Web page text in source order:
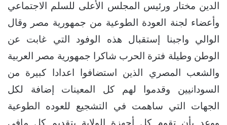
الدين مختار ورئيس المجلس الأعلى للسلم الاجتماعي
وأعضاء لجنة العودة الطوعية من جمهورية مصر وقال
الوالي واجبنا إستقبال هذه الوفود التي غابت عن
الوطن وطيلة فترة الحرب شاكرا جمهورية مصر العربية
والشعب المصري الذين استضافوا اعدادا كبيرة من
السودانيين وقدموا لهم كل المعينات إضافة لكل
الجهات التي ساهمت في التشجيع للعوده الطوعية
ووعد بأن تقوم كل أجهزة الولاية بتقديم كل مافي